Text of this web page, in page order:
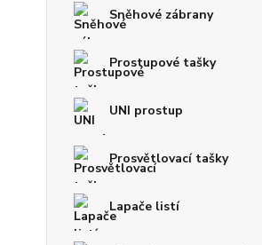
Sněhové zábrany
Prostupové tašky
UNI prostup
Prosvětlovací tašky
Lapače listí